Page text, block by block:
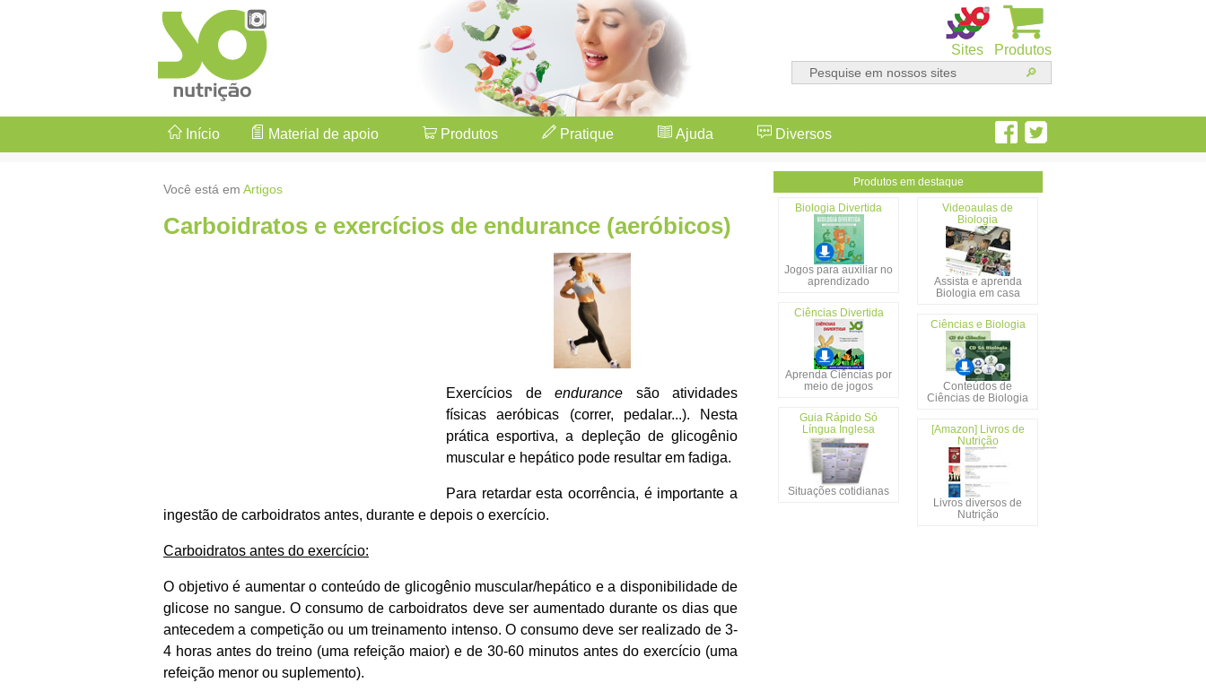
Produtos
Sites
Início Material de apoio Produtos Pratique Ajuda Diversos
Você está em Artigos
Carboidratos e exercícios de endurance (aeróbicos)
Exercícios de endurance são atividades
físicas aeróbicas (correr, pedalar...). Nesta
prática esportiva, a depleção de glicogênio
muscular e hepático pode resultar em fadiga.
Para retardar esta ocorrência, é importante a
ingestão de carboidratos antes, durante e depois o exercício.
Carboidratos antes do exercício:
O objetivo é aumentar o conteúdo de glicogênio muscular/hepático e a disponibilidade de
glicose no sangue. O consumo de carboidratos deve ser aumentado durante os dias que
antecedem a competição ou um treinamento intenso. O consumo deve ser realizado de 3-
4 horas antes do treino (uma refeição maior) e de 30-60 minutos antes do exercício (uma
refeição menor ou suplemento).
Produtos em destaque
Biologia Divertida
Jogos para auxiliar no
aprendizado
Videoaulas de
Biologia
Assista e aprenda
Biologia em casa
Ciências Divertida
Aprenda Ciências por
meio de jogos
Ciências e Biologia
Conteúdos de
Ciências de Biologia
Guia Rápido Só
Língua Inglesa
Situações cotidianas
[Amazon] Livros de
Nutrição
Livros diversos de
Nutrição